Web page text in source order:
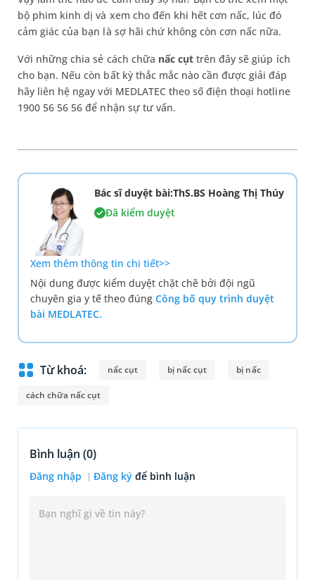
bộ phim kinh dị và xem cho đến khi hết cơn nấc, lúc đó
cảm giác của bạn là sợ hãi chứ không còn cơn nấc nữa.
Với những chia sẻ cách chữa nấc cụt trên đây sẽ giúp ích
cho bạn. Nếu còn bất kỳ thắc mắc nào cần được giải đáp
hãy liên hệ ngay với MEDLATEC theo số điện thoại hotline
1900 56 56 56 để nhận sự tư vấn.
Bác sĩ duyệt bài:ThS.BS Hoàng Thị Thúy
Đã kiểm duyệt
Xem thêm thông tin chi tiết>>
Nội dung được kiểm duyệt chặt chẽ bởi đội ngũ
chuyên gia y tế theo đúng Công bố quy trình duyệt
bài MEDLATEC.
Từ khoá: nấc cụt bị nấc cụt bị nấc
cách chữa nấc cụt
Bình luận (0)
Đăng nhập Đăng ký để bình luận